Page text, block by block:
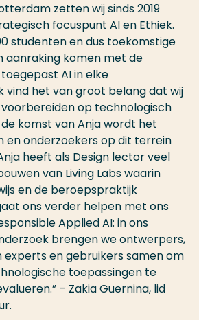
zetten wij sinds 2019
focuspunt AI en Ethiek.
studenten en dus toekomstige
aanraking komen met de
AI in elke
vind het van groot belang dat wij
op technologisch
komst van Anja wordt het
en onderzoekers op dit terrein
heeft als Design lector veel
van Living Labs waarin
en de beroepspraktijk
ons verder helpen met ons
Applied AI: in ons
brengen we ontwerpers,
experts en gebruikers samen om
toepassingen te
– Zakia Guernina, lid